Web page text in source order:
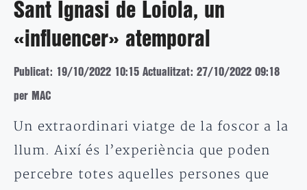
Sant Ignasi de Loiola, un
«influencer» atemporal
Publicat: 19/10/2022 10:15 Actualitzat: 27/10/2022 09:18
per MAC
Un extraordinari viatge de la foscor a la
llum. Així és l’experiència que poden
percebre totes aquelles persones que